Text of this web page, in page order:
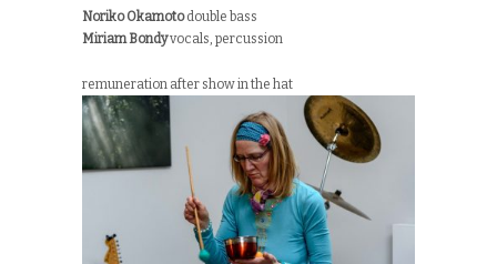
Noriko Okamotodouble bass
Miriam Bondyvocals, percussion
remuneration after show in the hat